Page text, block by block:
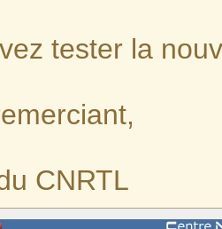
tester la
CNRTL